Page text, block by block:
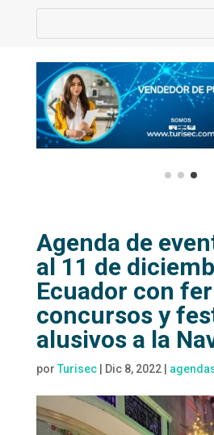
Agenda de
al 11 de
Ecuador con
concursos y
alusivos a la
por Turisec| Dic 8, 2022|